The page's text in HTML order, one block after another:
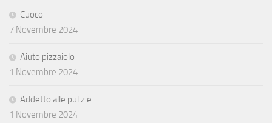
Cuoco
7 Novembre 2024
Aiuto pizzaiolo
1 Novembre 2024
Addetto alle pulizie
1 Novembre 2024